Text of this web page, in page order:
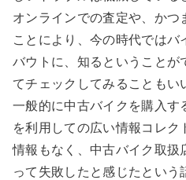
オンラインでの査定や、かつ
ことにより、今の時代ではバ
バウトに、知るということが
てチェックしてみることもい
一般的に中古バイクを購入す
を利用しての広い情報コレク
情報もなく、中古バイク取扱
って失敗したと感じたという